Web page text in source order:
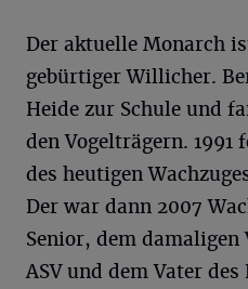
Der aktuelle Monarch
gebürtiger Willicher.
Heide zur Schule und
den Vogelträgern. 1991
des heutigen
Der war dann 2007
Senior, dem damaligen
ASV und dem Vater